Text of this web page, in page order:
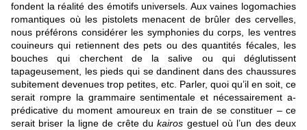
fondent la réalité des émotifs universels. Aux vaines logomachies
romantiques où les pistolets menacent de brûler des cervelles,
nous préférons considérer les symphonies du corps, les ventres
couineurs qui retiennent des pets ou des quantités fécales, les
bouches qui cherchent de la salive ou qui déglutissent
tapageusement, les pieds qui se dandinent dans des chaussures
subitement devenues trop petites, etc. Parler, quoi qu’il en soit, ce
serait rompre la grammaire sentimentale et nécessairement a-
prédicative du moment amoureux en train de se constituer – ce
serait briser la ligne de crête dukairos gestuel où l’un des deux